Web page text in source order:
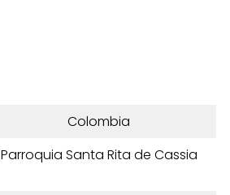
Colombia
Parroquia Santa Rita de Cassia